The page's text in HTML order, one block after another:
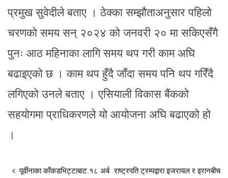
प्रमुख सुवेदीले बताए । ठेक्का सम्झौताअनुसार पहिलो
चरणको समय सन् २०२४ को जनवरी २० मा सकिएसँगै
पुनः आठ महिनाका लागि समय थप गरी काम अघि
बढाइएको छ । काम थप हुँदै जाँदा समय पनि थप गरिँदै
लगिएको उनले बताए । एसियाली विकास बैंकको
सहयोगमा प्राधिकरणले यो आयोजना अघि बढाएको हो
।
पूर्वीनाका काँकडभिट्टाबाट १८ अर्ब राष्ट्रपति ट्रम्पद्वारा इजरायल र इरानबीच